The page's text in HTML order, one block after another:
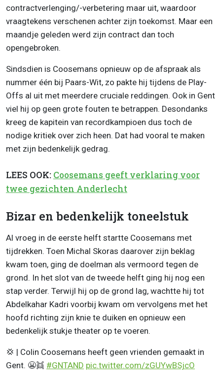
contractverlenging/-verbetering maar uit, waardoor
vraagtekens verschenen achter zijn toekomst. Maar een
maandje geleden werd zijn contract dan toch
opengebroken.
Sindsdien is Coosemans opnieuw op de afspraak als
nummer één bij Paars-Wit, zo pakte hij tijdens de Play-
Offs al uit met meerdere cruciale reddingen. Ook in Gent
viel hij op geen grote fouten te betrappen. Desondanks
kreeg de kapitein van recordkampioen dus toch de
nodige kritiek over zich heen. Dat had vooral te maken
met zijn bedenkelijk gedrag.
LEES OOK: Coosemans geeft verklaring voor
twee gezichten Anderlecht
Bizar en bedenkelijk toneelstuk
Al vroeg in de eerste helft startte Coosemans met
tijdrekken. Toen Michal Skoras daarover zijn beklag
kwam toen, ging de doelman als vermoord tegen de
grond. In het slot van de tweede helft ging hij nog een
stap verder. Terwijl hij op de grond lag, wachtte hij tot
Abdelkahar Kadri voorbij kwam om vervolgens met het
hoofd richting zijn knie te duiken en opnieuw een
bedenkelijk stukje theater op te voeren.
💢 | Colin Coosemans heeft geen vrienden gemaakt in
Gent. 😬👯 #GNTAND pic.twitter.com/zGUYwBSjcO